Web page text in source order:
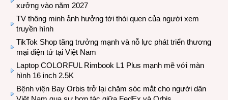
xưởng vào năm 2027
TV thông minh ảnh hưởng tới thói quen của người xem
truyền hình
TikTok Shop tăng trưởng mạnh và nỗ lực phát triển thương
mại điện tử tại Việt Nam
Laptop COLORFUL Rimbook L1 Plus mạnh mẽ với màn
hình 16 inch 2.5K
Bệnh viện Bay Orbis trở lại chăm sóc mắt cho người dân